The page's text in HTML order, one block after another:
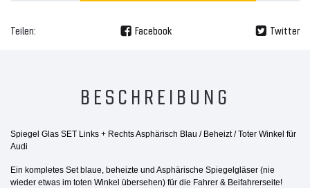
Teilen: Facebook Twitter
BESCHREIBUNG
Spiegel Glas SET Links + Rechts Asphärisch Blau / Beheizt / Toter Winkel für
Audi
Ein kompletes Set blaue, beheizte und Asphärische Spiegelgläser (nie
wieder etwas im toten Winkel übersehen) für die Fahrer & Beifahrerseite!